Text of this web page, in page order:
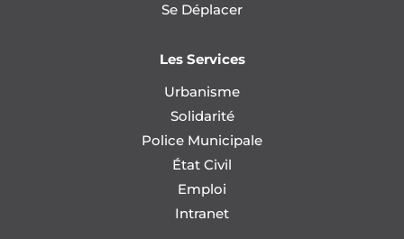
Se Déplacer
Les Services
Urbanisme
Solidarité
Police Municipale
État Civil
Emploi
Intranet